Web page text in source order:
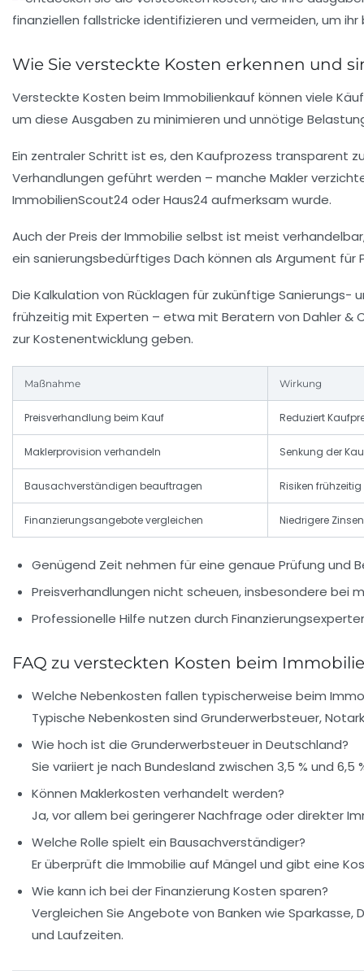
Wie Sie versteckte Kosten erkennen und
Versteckte Kosten beim Immobilienkauf können viele
um diese Ausgaben zu minimieren und unnötige
Ein zentraler Schritt ist es, den Kaufprozess transparent
Verhandlungen geführt werden – manche Makler
ImmobilienScout24 oder Haus24 aufmerksam wurde.
Auch der Preis der Immobilie selbst ist meist
ein sanierungsbedürftiges Dach können als Argument für
Die Kalkulation von Rücklagen für zukünftige Sanierungs-
frühzeitig mit Experten – etwa mit Beratern von Dahler &
zur Kostenentwicklung geben.
Maßnahme Wirkung
Preisverhandlung beim Kauf Reduziert
Maklerprovision verhandeln Senkung der
Bausachverständigen beauftragen Risiken
Finanzierungsangebote vergleichen Niedrigere
Genügend Zeit nehmen für eine genaue Prüfung und
Preisverhandlungen nicht scheuen, insbesondere bei
Professionelle Hilfe nutzen durch
FAQ zu versteckten Kosten beim
Welche Nebenkosten fallen typischerweise beim
Typische Nebenkosten sind Grunderwerbsteuer,
Wie hoch ist die Grunderwerbsteuer in Deutschland?
Sie variiert je nach Bundesland zwischen 3,5 % und 6,5
Können Maklerkosten verhandelt werden?
Ja, vor allem bei geringerer Nachfrage oder direkter
Welche Rolle spielt ein Bausachverständiger?
Er überprüft die Immobilie auf Mängel und gibt eine
Wie kann ich bei der Finanzierung Kosten sparen?
Vergleichen Sie Angebote von Banken wie
und Laufzeiten.